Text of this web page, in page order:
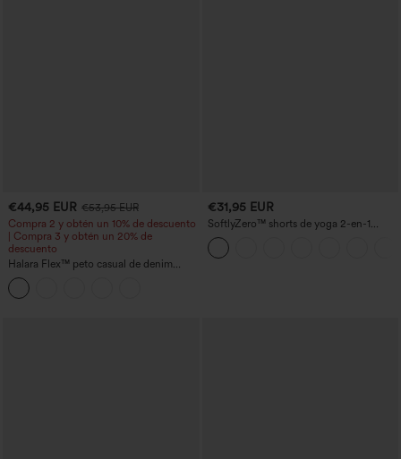
€44,95 EUR €53,95 EUR
Compra 2 y obtén un 10% de descuento
| Compra 3 y obtén un 20% de
descuento
Halara Flex™ peto casual de denim
lavado con escote cuadrado y bolsillos
€31,95 EUR
SoftlyZero™ shorts de yoga 2-en-1
InstantCool, talle alto cruzado, ligeros y
transpirables, 3'' con bolsillos